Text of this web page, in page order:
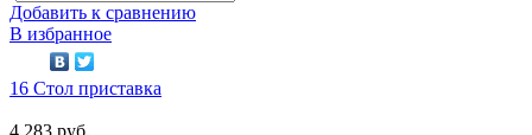
Добавить к сравнению
В избранное
16 Стол приставка
4 283 руб.